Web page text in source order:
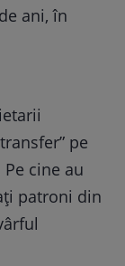
ani, în
pe
cine au
patroni din